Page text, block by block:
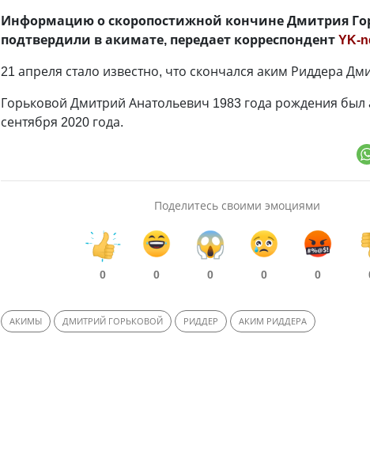
Информацию о скоропостижной кончине Дмитрия
подтвердили в акимате, передает корреспондентYK-
21 апреля стало известно, что скончался аким Риддера
Горьковой Дмитрий Анатольевич 1983 года рождения
сентября 2020 года.
Поделитесь своими эмоциями
0 0 0 0 0
АКИМЫ ДМИТРИЙ ГОРЬКОВОЙ РИДДЕР АКИМ РИДДЕРА